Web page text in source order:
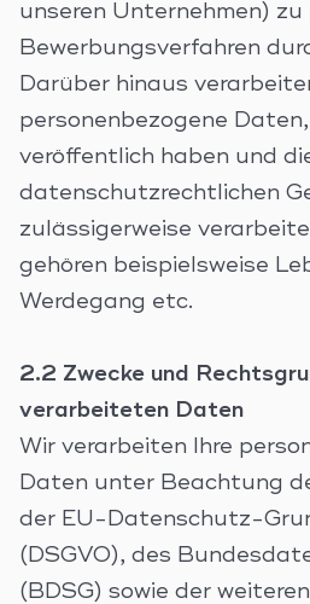
unseren Unternehmen)
Bewerbungsverfahren
Darüber hinaus
personenbezogene
veröffentlich haben und
datenschutzrechtlichen
zulässigerweise
gehören beispielsweise
Werdegang etc.
2.2 Zwecke und
verarbeiteten Daten
Wir verarbeiten Ihre
Daten unter Beachtung
der EU-Datenschutz-
(DSGVO), des
(BDSG) sowie der